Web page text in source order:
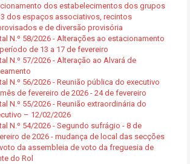
dos estabelecimentos dos grupos
3 dos espaços associativos, recintos
e de diversão provisória
N.º 58/2026 - Alterações ao estacionamento
de 13 a 17 de fevereiro
N.º 57/2026 - Alteração ao Alvará de
N.º 56/2026 - Reunião pública do executivo
de fevereiro de 2026 - 24 de fevereiro
N.º 55/2026 - Reunião extraordinária do
– 12/02/2026
N.º 54/2026 - Segundo sufrágio - 8 de
de 2026 - mudança de local das secções
da assembleia de voto da freguesia de
do Rol